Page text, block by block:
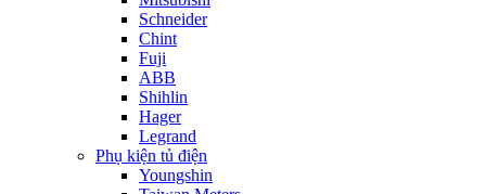
Schneider
Chint
Fuji
ABB
Shihlin
Hager
Legrand
Phụ kiện tủ điện
Youngshin